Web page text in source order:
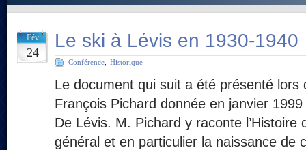
Fév
24
Le ski à Lévis en 1930-1940
Conférence Historique
Le document qui suit a été présenté lors
François Pichard donnée en janvier 1999
De Lévis. M. Pichard y raconte l’Histoire
général et en particulier la naissance de